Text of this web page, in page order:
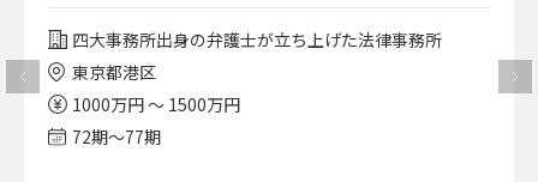
四大事務所出身の弁護士が立ち上げた法律事務所
東京都港区
1000万円 ～ 1500万円
72期〜77期